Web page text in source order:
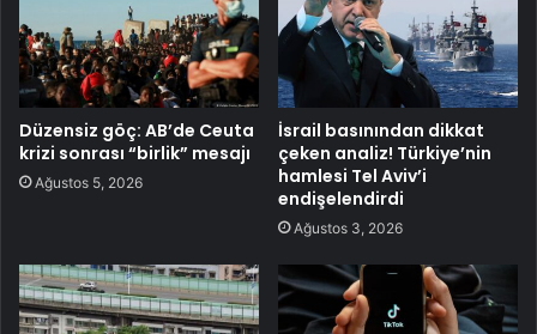
Düzensiz göç: AB’de Ceuta
krizi sonrası “birlik” mesajı
Ağustos 5, 2026
İsrail basınından dikkat
çeken analiz! Türkiye’nin
hamlesi Tel Aviv’i
endişelendirdi
Ağustos 3, 2026